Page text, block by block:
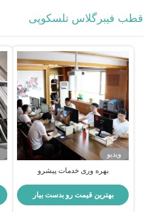
قطب فیبرگلاس تلسکوپی
ویدیو
بهره وری خدمات پیشرو
بهترین قیمت رو بدست بیار